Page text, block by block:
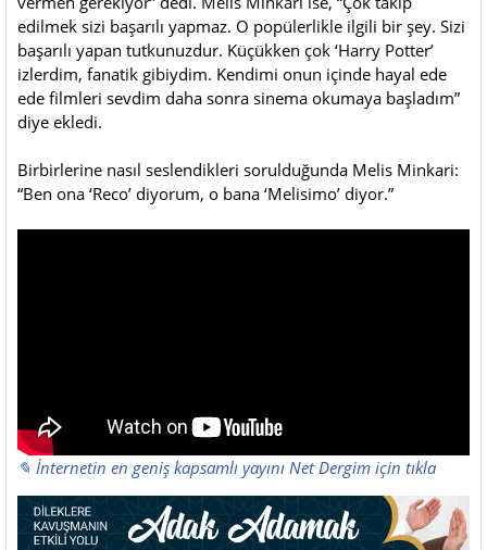
edilmek sizi başarılı yapmaz. O popülerlikle ilgili bir şey. Sizi
başarılı yapan tutkunuzdur. Küçükken çok ‘Harry Potter’
izlerdim, fanatik gibiydim. Kendimi onun içinde hayal ede
ede filmleri sevdim daha sonra sinema okumaya başladım”
diye ekledi.
Birbirlerine nasıl seslendikleri sorulduğunda Melis Minkari:
“Ben ona ‘Reco’ diyorum, o bana ‘Melisimo’ diyor.”
✎ İnternetin en geniş kapsamlı yayını Net Dergim için tıkla